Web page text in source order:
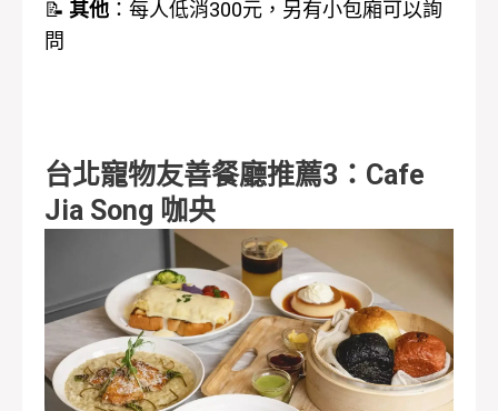
📝 其他 ：每人低消300元，另有小包廂可以詢
問
台北寵物友善餐廳推薦3：Cafe
Jia Song 咖央